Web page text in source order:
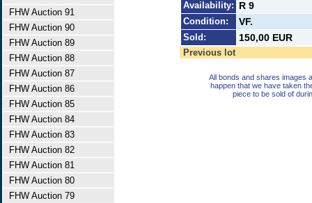
FHW Auction 91
FHW Auction 90
FHW Auction 89
FHW Auction 88
FHW Auction 87
FHW Auction 86
FHW Auction 85
FHW Auction 84
FHW Auction 83
FHW Auction 82
FHW Auction 81
FHW Auction 80
FHW Auction 79
Availability: R 9
Condition: VF.
Sold: 150,00 EUR
Previous lot
All bonds and shares images
happen that we have taken
piece to be sold of